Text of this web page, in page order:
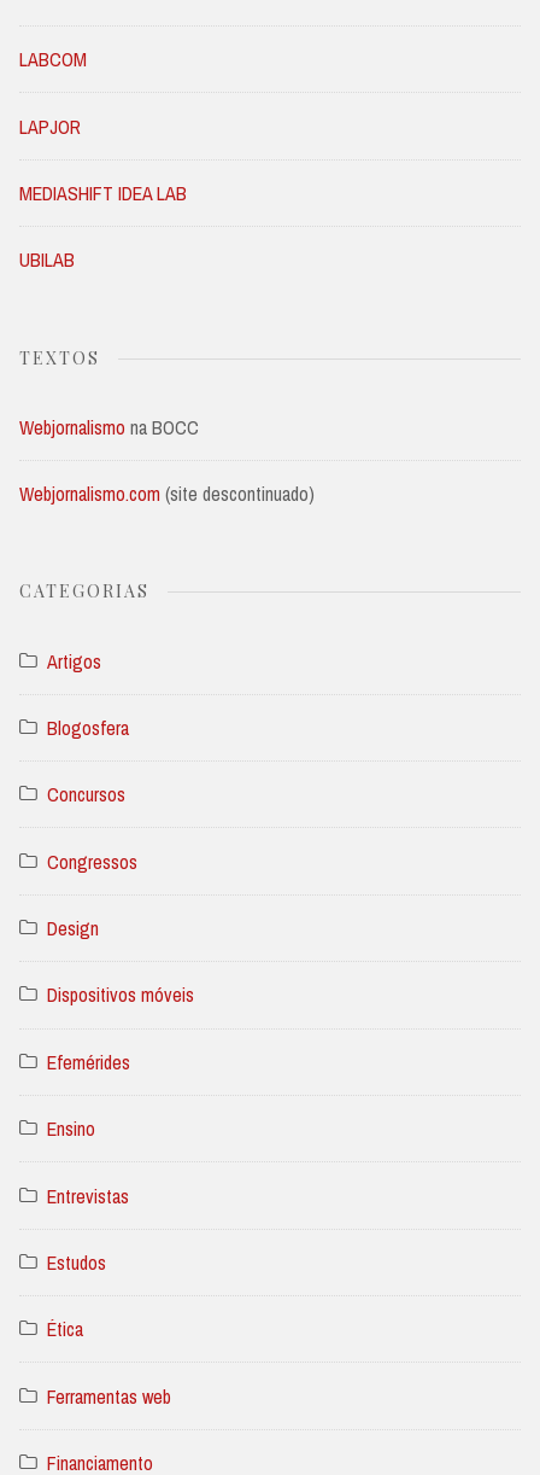
LABCOM
LAPJOR
MEDIASHIFT IDEA LAB
UBILAB
TEXTOS
Webjornalismo na BOCC
Webjornalismo.com (site descontinuado)
CATEGORIAS
Artigos
Blogosfera
Concursos
Congressos
Design
Dispositivos móveis
Efemérides
Ensino
Entrevistas
Estudos
Ética
Ferramentas web
Financiamento